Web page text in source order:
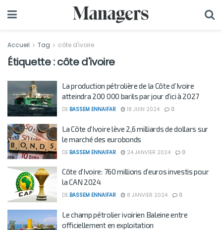
Accueil Tag côte d'ivoire
Étiquette :côte d'ivoire
La production pétrolière de la Côte d’Ivoire
atteindra 200 000 barils par jour d’ici à 2027
DE BASSEM ENNAIFAR 18 JUIN 2024 0
La Côte d’Ivoire lève 2,6 milliards de dollars sur
le marché des eurobonds
DE BASSEM ENNAIFAR 24 JANVIER 2024 0
Côte d’Ivoire: 760 millions d’euros investis pour
la CAN 2024
DE BASSEM ENNAIFAR 8 JANVIER 2024 0
Le champ pétrolier ivoirien Baleine entre
officiellement en exploitation